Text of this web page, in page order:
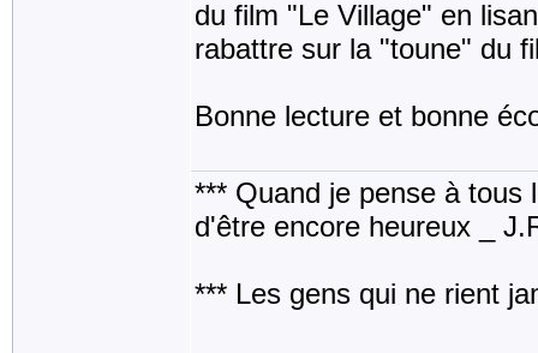
du film "Le Village" en
rabattre sur la "toune" du
Bonne lecture et bonne
*** Quand je pense à tous
d'être encore heureux _
*** Les gens qui ne rient